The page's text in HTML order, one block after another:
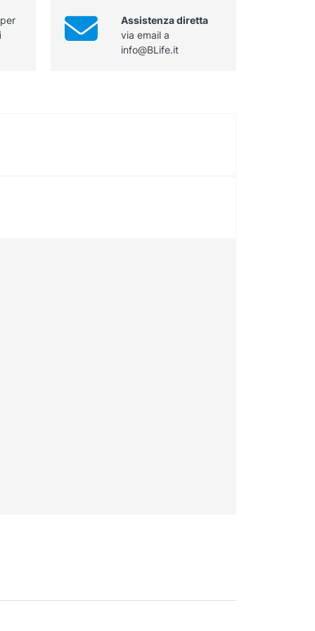
lunghezza
150
3,00
Assistenza diretta
via email a
info@BLife.it